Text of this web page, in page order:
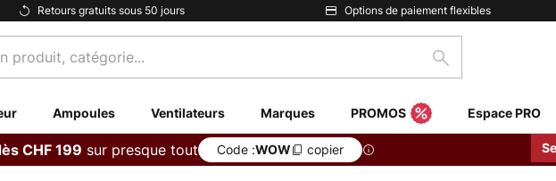
Retours gratuits sous 50 jours Options de paiement flexibles
Rechercher
Ampoules Ventilateurs Marques PROMOS Espace PRO
CHF 199 sur presque tout Code :WOW copier